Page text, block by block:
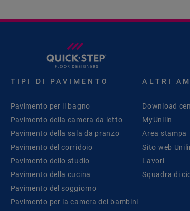
TIPI DI PAVIMENTO
Pavimento per il bagno
Pavimento della camera da letto
Pavimento della sala da pranzo
Pavimento del corridoio
Pavimento dello studio
Pavimento della cucina
Pavimento del soggiorno
Pavimento per la camera dei bambini
ALTRI
Download
MyUnilin
Area stampa
Sito web
Lavori
Squadra di